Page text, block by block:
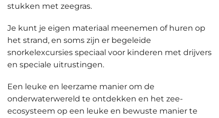
stukken met zeegras.
Je kunt je eigen materiaal meenemen of huren op
het strand, en soms zijn er begeleide
snorkelexcursies speciaal voor kinderen met drijvers
en speciale uitrustingen.
Een leuke en leerzame manier om de
onderwaterwereld te ontdekken en het zee-
ecosysteem op een leuke en bewuste manier te